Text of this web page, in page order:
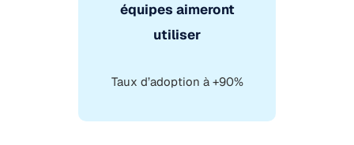
équipes aimeront
utiliser
Taux d’adoption à +90%